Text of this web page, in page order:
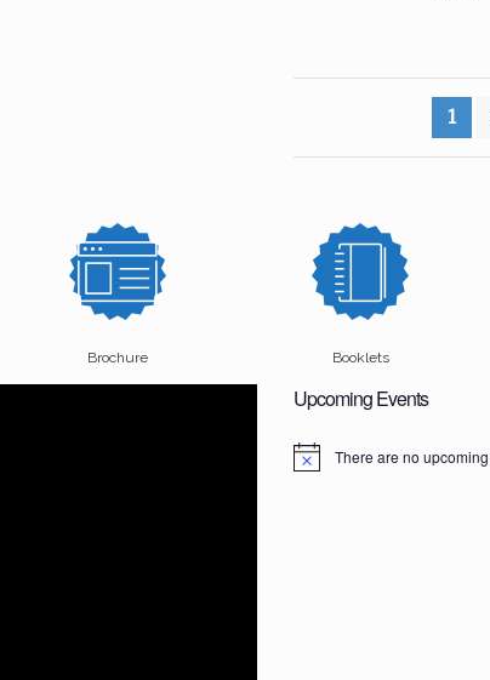
pagination
1
Brochure Booklets
Upcoming Events
N
There are no